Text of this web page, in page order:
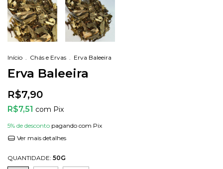
Início . Chás e Ervas . Erva Baleeira
Erva Baleeira
R$7,90
R$7,51 com Pix
5% de desconto pagando com Pix
Ver mais detalhes
QUANTIDADE: 50G